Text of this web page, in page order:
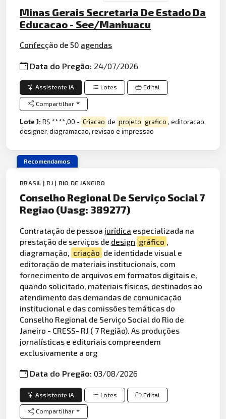
Minas Gerais Secretaria De Estado Da
Educacao - See/Manhuacu
Confecção de 50 agendas
Data do Pregão: 24/07/2026
Assistente IA Lotes Edital
Compartilhar
Lote 1:R$ ****,00 - Criacao de projeto grafico , editoracao,
designer, diagramacao, revisao e impressao
Recomendamos
BRASIL | RJ | RIO DE JANEIRO
Conselho Regional De Serviço Social 7
Regiao (Uasg: 389277)
Contratação de pessoa jurídica especializada na
prestação de serviços de design gráfico ,
diagramação, criação de identidade visual e
editoração de materiais institucionais, com
fornecimento de arquivos em formatos digitais e,
quando solicitado, materiais físicos, destinados ao
atendimento das demandas de comunicação
institucional e das comissões temáticas do
Conselho Regional de Serviço Social do Rio de
Janeiro - CRESS- RJ ( 7 Região). As produções
jornalísticas e editoriais compreendem
exclusivamente a org
Data do Pregão:03/08/2026
Assistente IA Lotes Edital
Compartilhar